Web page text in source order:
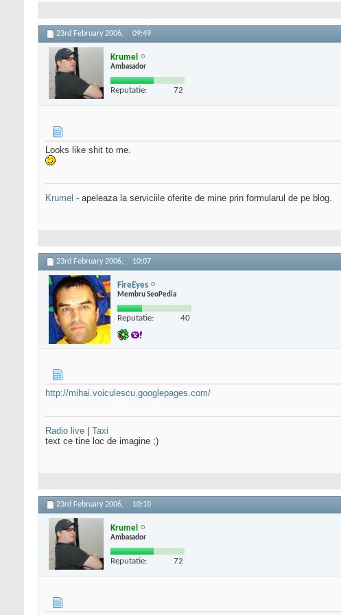
23rd February 2006, 09:49
Krumel
Ambasador
Reputatie: 72
Looks like shit to me.
Krumel - apeleaza la serviciile oferite de mine prin formularul de pe blog.
23rd February 2006, 10:07
FireEyes
Membru SeoPedia
Reputatie: 40
http://mihai.voiculescu.googlepages.com/
Radio live
Taxi
text ce tine loc de imagine ;)
23rd February 2006, 10:10
Krumel
Ambasador
Reputatie: 72